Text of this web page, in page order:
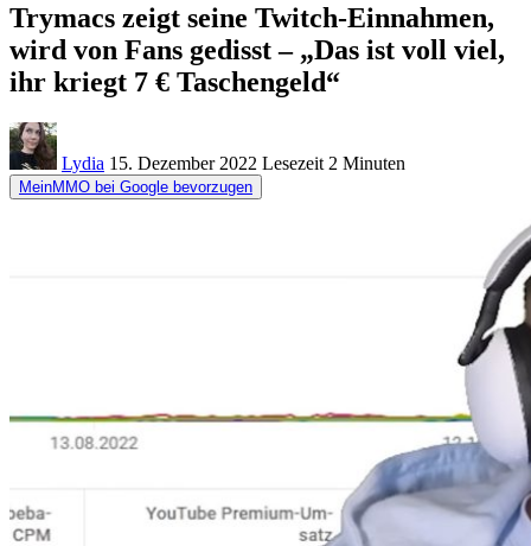
Trymacs zeigt seine Twitch-Einnahmen,
wird von Fans gedisst – „Das ist voll viel,
ihr kriegt 7 € Taschengeld“
Lydia 15. Dezember 2022 Lesezeit 2 Minuten
MeinMMO bei Google bevorzugen